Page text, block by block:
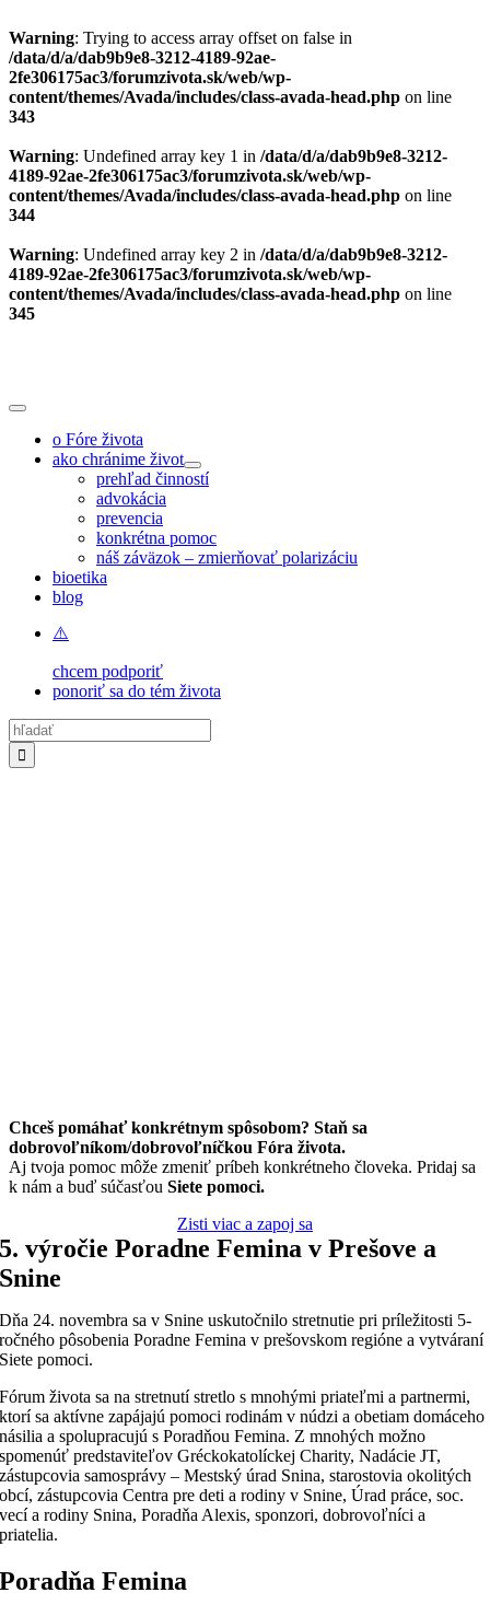
Warning: Trying to access array offset on false in
/data/d/a/dab9b9e8-3212-4189-92ae-
2fe306175ac3/forumzivota.sk/web/wp-
content/themes/Avada/includes/class-avada-head.php on line
343
Warning: Undefined array key 1 in /data/d/a/dab9b9e8-3212-
4189-92ae-2fe306175ac3/forumzivota.sk/web/wp-
content/themes/Avada/includes/class-avada-head.php on line
344
Warning: Undefined array key 2 in /data/d/a/dab9b9e8-3212-
4189-92ae-2fe306175ac3/forumzivota.sk/web/wp-
content/themes/Avada/includes/class-avada-head.php on line
345
Toggle
Navigationo Fóre života
ako chránime život
prehľad činností
advokácia
prevencia
konkrétna pomoc
náš záväzok – zmierňovať polarizáciu
bioetika
blog
chcem podporiť
ponoriť sa do tém života
Hľadať:
Chceš pomáhať konkrétnym spôsobom? Staň sa
dobrovoľníkom/dobrovoľníčkou Fóra života.
Aj tvoja pomoc môže zmeniť príbeh konkrétneho človeka. Pridaj sa
k nám a buď súčasťou Siete pomoci.
Zisti viac a zapoj sa
5. výročie Poradne Femina v Prešove a
Snine
Dňa 24. novembra sa v Snine uskutočnilo stretnutie pri príležitosti 5-
ročného pôsobenia Poradne Femina v prešovskom regióne a vytváraní
Siete pomoci.
Fórum života sa na stretnutí stretlo s mnohými priateľmi a partnermi,
ktorí sa aktívne zapájajú pomoci rodinám v núdzi a obetiam domáceho
násilia a spolupracujú s Poradňou Femina. Z mnohých možno
spomenúť predstaviteľov Gréckokatolíckej Charity, Nadácie JT,
zástupcovia samosprávy – Mestský úrad Snina, starostovia okolitých
obcí, zástupcovia Centra pre deti a rodiny v Snine, Úrad práce, soc.
vecí a rodiny Snina, Poradňa Alexis, sponzori, dobrovoľníci a
priatelia.
Poradňa Femina